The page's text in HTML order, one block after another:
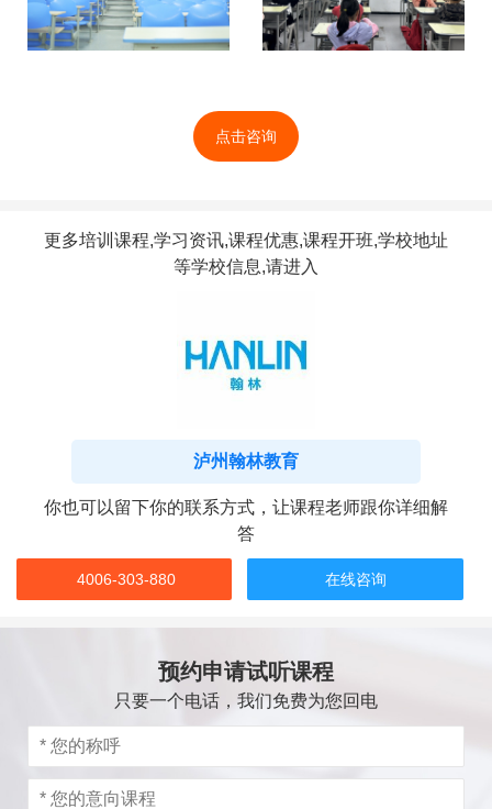
点击咨询
更多培训课程,学习资讯,课程优惠,课程开班,学校地址
等学校信息,请进入
泸州翰林教育
你也可以留下你的联系方式，让课程老师跟你详细解
答
4006-303-880 在线咨询
预约申请试听课程
只要一个电话，我们免费为您回电